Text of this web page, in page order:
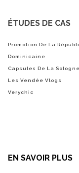
ÉTUDES DE CAS
Promotion De La
Dominicaine
Capsules De La Sologne
Les Vendée Vlogs
Verychic
EN SAVOIR PLUS